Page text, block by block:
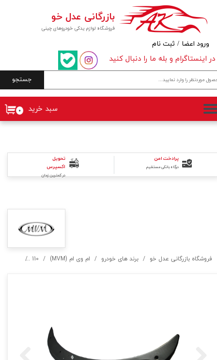
فروشگاه لوازم یدکی خودروهای چینی
بازرگانی عدل خو
جستجو
۰ سبد خرید
در اینستاگرام و بله ما را دنبال کنید
ورود اعضا / ثبت نام
حساب کاربری من
تغییر گذر واژه
سفارشات
خروج از حساب کاربری
فروشگاه بازرگانی عدل خو برند های خودرو ام وی ام (MVM) 110
تحویل
اکسپرس
در کمترین زمان
پرادخت امن
درگاه بانکی مستقیم